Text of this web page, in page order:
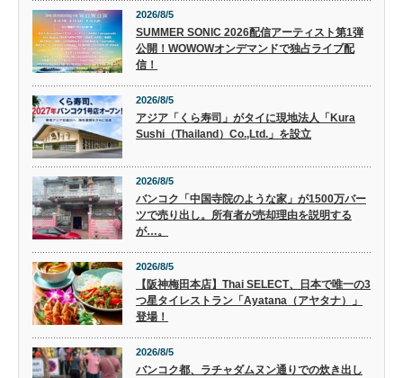
2026/8/5
SUMMER SONIC 2026配信アーティスト第1弾
公開！WOWOWオンデマンドで独占ライブ配
信！
2026/8/5
アジア「くら寿司」がタイに現地法人「Kura
Sushi（Thailand）Co.,Ltd.」を設立
2026/8/5
バンコク「中国寺院のような家」が1500万バー
ツで売り出し。所有者が売却理由を説明する
が…。
2026/8/5
【阪神梅田本店】Thai SELECT、日本で唯一の3
つ星タイレストラン「Ayatana（アヤタナ）」
登場！
2026/8/5
バンコク都、ラチャダムヌン通りでの炊き出し